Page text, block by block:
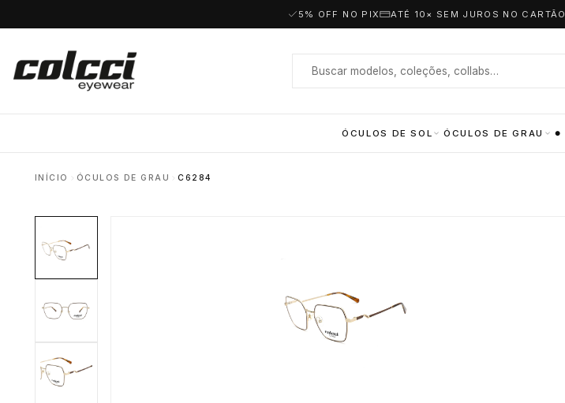
5% OFF NO PIX ATÉ 10× SEM JUROS NO CARTÃO
ÓCULOS DE SOL ÓCULOS DE GRAU
INÍCIO ÓCULOS DE GRAU C6284